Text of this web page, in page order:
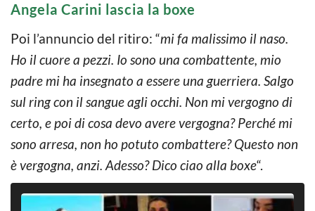
Angela Carini lascia la boxe
Poi l’annuncio del ritiro: “mi fa malissimo il naso.
Ho il cuore a pezzi. Io sono una combattente, mio
padre mi ha insegnato a essere una guerriera. Salgo
sul ring con il sangue agli occhi. Non mi vergogno di
certo, e poi di cosa devo avere vergogna? Perché mi
sono arresa, non ho potuto combattere? Questo non
è vergogna, anzi. Adesso? Dico ciao alla boxe“.